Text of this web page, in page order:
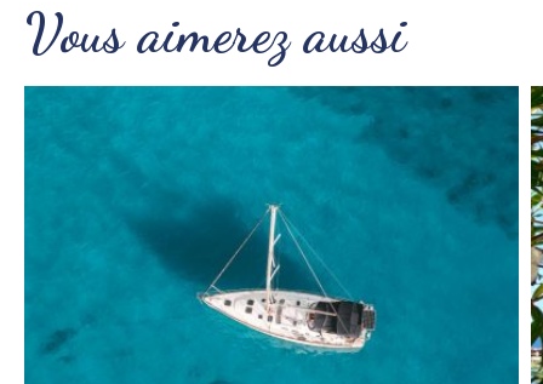
Vous aimerez aussi